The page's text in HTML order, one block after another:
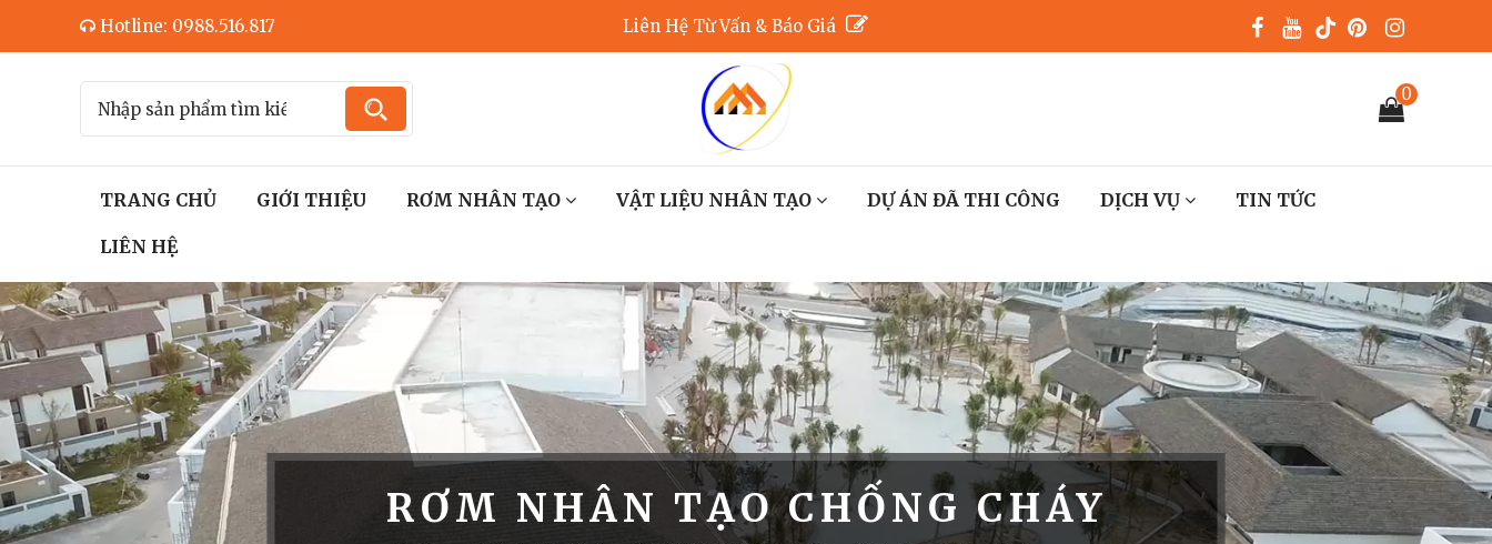
Hotline: 0988.516.817 Liên Hệ Từ Vấn & Báo Giá
0
TRANG CHỦ GIỚI THIỆU RƠM NHÂN TẠO VẬT LIỆU NHÂN TẠO DỰ ÁN ĐÃ THI CÔNG DỊCH VỤ TIN TỨC
LIÊN HỆ
RƠM NHÂN TẠO CHỐNG CHÁY